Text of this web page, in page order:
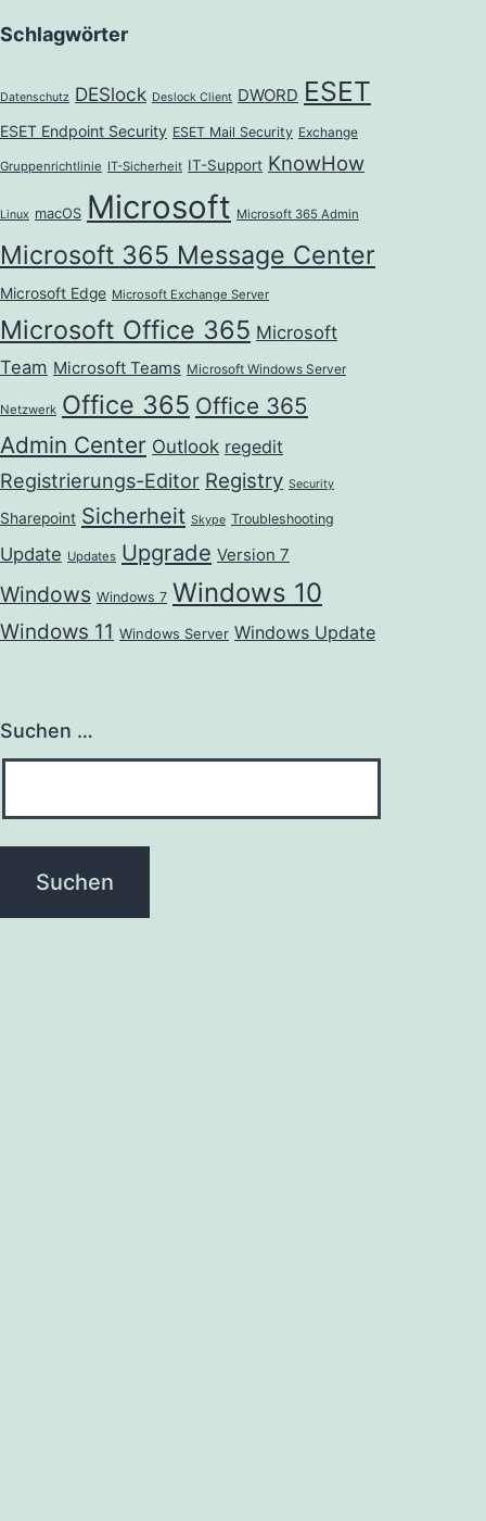
Schlagwörter
Datenschutz DESlock Deslock Client DWORD ESET
ESET Endpoint Security ESET Mail Security Exchange
Gruppenrichtlinie IT-Sicherheit IT-Support KnowHow
Linux macOS Microsoft Microsoft 365 Admin
Microsoft 365 Message Center
Microsoft Edge Microsoft Exchange Server
Microsoft Office 365 Microsoft
Team Microsoft Teams Microsoft Windows Server
Netzwerk Office 365 Office 365
Admin Center Outlook regedit
Registrierungs-Editor Registry Security
Sharepoint Sicherheit Skype Troubleshooting
Update Updates Upgrade Version 7
Windows Windows 7 Windows 10
Windows 11 Windows Server Windows Update
Suchen …